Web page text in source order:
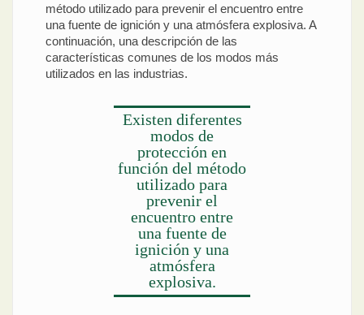
método utilizado para prevenir el encuentro entre
una fuente de ignición y una atmósfera explosiva. A
continuación, una descripción de las
características comunes de los modos más
utilizados en las industrias.
Existen diferentes
modos de
protección en
función del método
utilizado para
prevenir el
encuentro entre
una fuente de
ignición y una
atmósfera
explosiva.